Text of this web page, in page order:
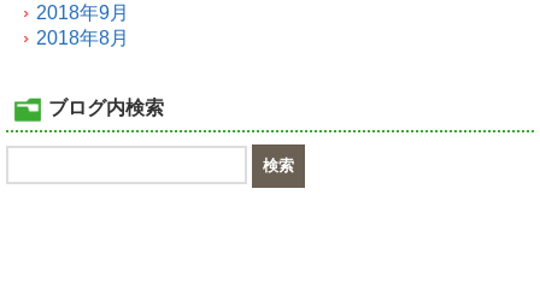
2018年9月
2018年8月
ブログ内検索